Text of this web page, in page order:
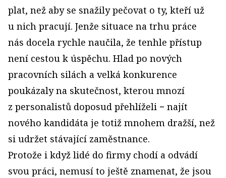
plat, než aby se snažily pečovat o ty, kteří už
u nich pracují. Jenže situace na trhu práce
nás docela rychle naučila, že tenhle přístup
není cestou k úspěchu. Hlad po nových
pracovních silách a velká konkurence
poukázaly na skutečnost, kterou mnozí
z personalistů doposud přehlíželi − najít
nového kandidáta je totiž mnohem dražší, než
si udržet stávající zaměstnance.
Protože i když lidé do firmy chodí a odvádí
svou práci, nemusí to ještě znamenat, že jsou